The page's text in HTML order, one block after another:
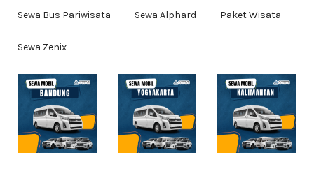
Sewa Bus Pariwisata Sewa Alphard Paket Wisata
Sewa Zenix